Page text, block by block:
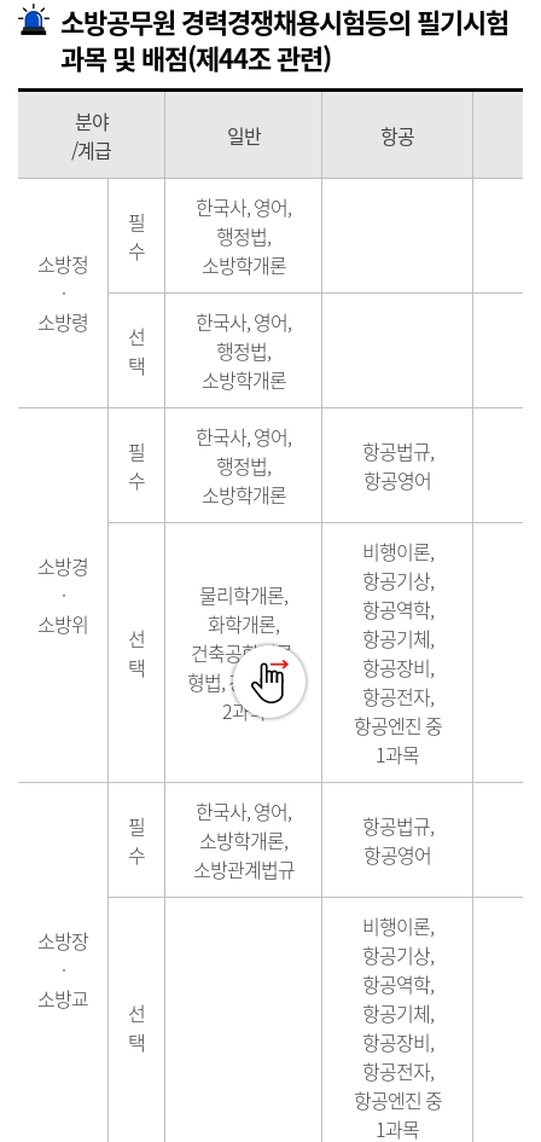
소방공무원 경력경쟁채용시험등의 필기시험
과목 및 배점(제44조 관련)
분야
/계급
일반 항공
소방정
·
소방령
필
수
한국사, 영어,
행정법,
소방학개론
선
택
한국사, 영어,
행정법,
소방학개론
소방경
·
소방위
필
수
한국사, 영어,
행정법,
소방학개론
항공법규,
항공영어
선
택
물리학개론,
화학개론,
건축공학개론,
형법, 경제학 중
2과목
비행이론,
항공기상,
항공역학,
항공기체,
항공장비,
항공전자,
항공엔진 중
1과목
소방장
·
소방교
필
수
한국사, 영어,
소방학개론,
소방관계법규
항공법규,
항공영어
선
택
비행이론,
항공기상,
항공역학,
항공기체,
항공장비,
항공전자,
항공엔진 중
1과목